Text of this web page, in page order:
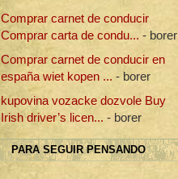
Comprar carnet de conducir
Comprar carta de condu... - borer
Comprar carnet de conducir en
españa wiet kopen ... - borer
kupovina vozacke dozvole Buy
Irish driver’s licen... - borer
PARA SEGUIR PENSANDO